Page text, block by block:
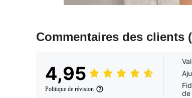
Commentaires des clients
4,95
Politique de révision
de